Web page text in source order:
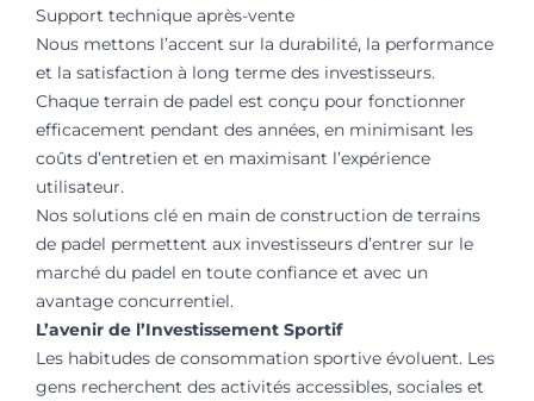
Support technique après-vente
Nous mettons l’accent sur la durabilité, la performance
et la satisfaction à long terme des investisseurs.
Chaque terrain de padel est conçu pour fonctionner
efficacement pendant des années, en minimisant les
coûts d’entretien et en maximisant l’expérience
utilisateur.
Nos solutions clé en main de construction de terrains
de padel permettent aux investisseurs d’entrer sur le
marché du padel en toute confiance et avec un
avantage concurrentiel.
L’avenir de l’Investissement Sportif
Les habitudes de consommation sportive évoluent. Les
gens recherchent des activités accessibles, sociales et